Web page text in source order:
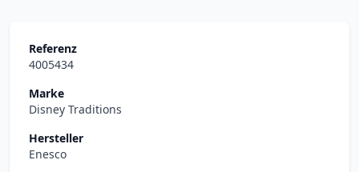
Referenz
4005434
Marke
Disney Traditions
Hersteller
Enesco